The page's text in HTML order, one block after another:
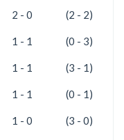
2 - 0 (2 - 2)
1 - 1 (0 - 3)
1 - 1 (3 - 1)
1 - 1 (0 - 1)
1 - 0 (3 - 0)